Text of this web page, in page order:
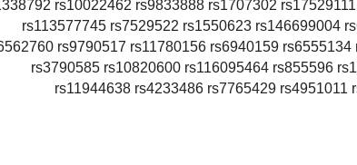
rs10022462 rs9833888 rs1707302
rs113577745 rs7529522 rs1550623 rs146699004
rs9790517 rs11780156 rs6940159
rs3790585 rs10820600 rs116095464 rs855596
rs11944638 rs4233486 rs7765429